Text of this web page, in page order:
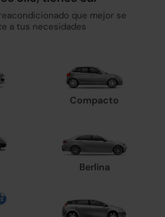
que mejor se
a tus necesidades
Compacto
Berlina